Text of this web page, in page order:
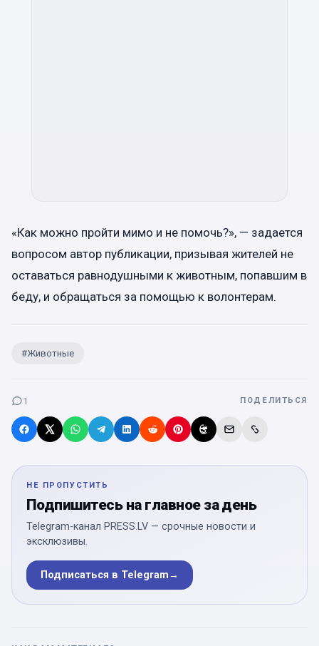
«Как можно пройти мимо и не помочь?», — задается
вопросом автор публикации, призывая жителей не
оставаться равнодушными к животным, попавшим в
беду, и обращаться за помощью к волонтерам.
#Животные
1 ПОДЕЛИТЬСЯ
НЕ ПРОПУСТИТЬ
Подпишитесь на главное за день
Telegram-канал PRESS.LV — срочные новости и
эксклюзивы.
Подписаться в Telegram→